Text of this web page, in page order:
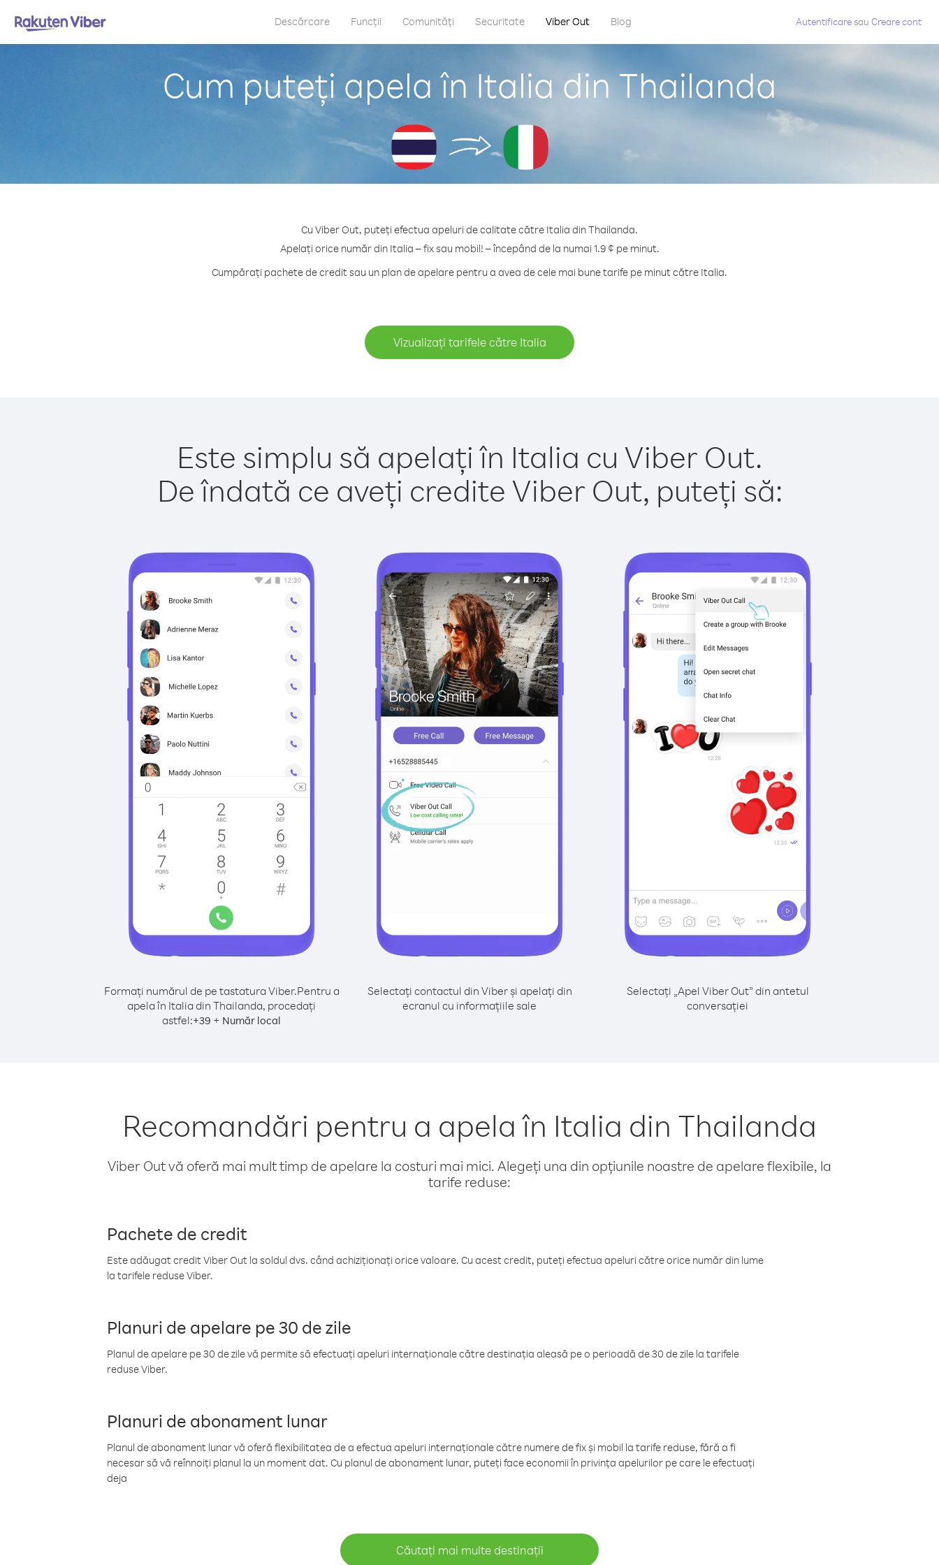
Descărcare Funcții Comunități Securitate Viber Out Blog Autentificaresau Creare cont
Cum puteți apela în Italia din Thailanda
Cu Viber Out, puteți efectua apeluri de calitate către Italia din Thailanda.
Apelați orice număr din Italia – fix sau mobil! – începând de la numai 1.9 ¢ pe minut.
Cumpărați pachete de credit sau un plan de apelare pentru a avea de cele mai bune tarife pe minut către Italia.
Vizualizați tarifele către Italia
Este simplu să apelați în Italia cu Viber Out.
De îndată ce aveți credite Viber Out, puteți să:
Formați numărul de pe tastatura Viber.Pentru a
apela în Italia din Thailanda, procedați
astfel:+39 + Număr local
Selectați contactul din Viber și apelați din
ecranul cu informațiile sale
Selectați „Apel Viber Out” din antetul
conversației
Recomandări pentru a apela în Italia din Thailanda
Viber Out vă oferă mai mult timp de apelare la costuri mai mici. Alegeți una din opțiunile noastre de apelare flexibile, la
tarife reduse:
Pachete de credit
Este adăugat credit Viber Out la soldul dvs. când achiziționați orice valoare. Cu acest credit, puteți efectua apeluri către orice număr din lume
la tarifele reduse Viber.
Planuri de apelare pe 30 de zile
Planul de apelare pe 30 de zile vă permite să efectuați apeluri internaționale către destinația aleasă pe o perioadă de 30 de zile la tarifele
reduse Viber.
Planuri de abonament lunar
Planul de abonament lunar vă oferă flexibilitatea de a efectua apeluri internaționale către numere de fix și mobil la tarife reduse, fără a fi
necesar să vă reînnoiți planul la un moment dat. Cu planul de abonament lunar, puteți face economii în privința apelurilor pe care le efectuați
deja
Căutați mai multe destinații